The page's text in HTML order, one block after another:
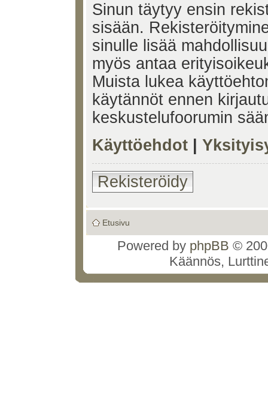
Sinun täytyy ensin
sisään.
sinulle lisää
myös antaa
Muista lukea
käytännöt ennen
keskustelufoorumin
Käyttöehdot
Rekisteröidy
Etusivu
Powered by phpBB ©
Käännös,